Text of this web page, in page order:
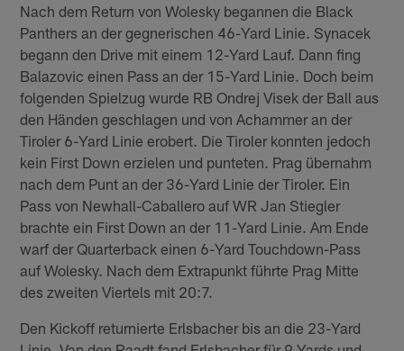
Nach dem Return von Wolesky begannen die Black
Panthers an der gegnerischen 46-Yard Linie. Synacek
begann den Drive mit einem 12-Yard Lauf. Dann fing
Balazovic einen Pass an der 15-Yard Linie. Doch beim
folgenden Spielzug wurde RB Ondrej Visek der Ball aus
den Händen geschlagen und von Achammer an der
Tiroler 6-Yard Linie erobert. Die Tiroler konnten jedoch
kein First Down erzielen und punteten. Prag übernahm
nach dem Punt an der 36-Yard Linie der Tiroler. Ein
Pass von Newhall-Caballero auf WR Jan Stiegler
brachte ein First Down an der 11-Yard Linie. Am Ende
warf der Quarterback einen 6-Yard Touchdown-Pass
auf Wolesky. Nach dem Extrapunkt führte Prag Mitte
des zweiten Viertels mit 20:7.
Den Kickoff returnierte Erlsbacher bis an die 23-Yard